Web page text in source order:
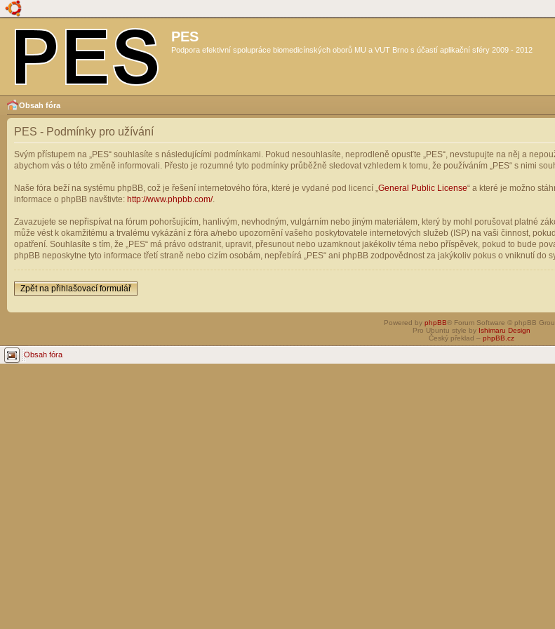
PES
Podpora efektivní spolupráce biomedicínských oborů MU a VUT Brno s účastí aplikační sféry 2009 - 2012
Obsah fóra
PES - Podmínky pro užívání
Svým přístupem na „PES“ souhlasíte s následujícími podmínkami. Pokud nesouhlasíte, neprodleně opusťte „PES“, nevstupujte na něj a
abychom vás o této změně informovali. Přesto je rozumné tyto podmínky průběžně sledovat vzhledem k tomu, že používáním „PES“ s nimi
Naše fóra beží na systému phpBB, což je řešení internetového fóra, které je vydané pod licencí „General Public License“ a které je možno
informace o phpBB navštivte: http://www.phpbb.com/.
Zavazujete se nepřispívat na fórum pohoršujícím, hanlivým, nevhodným, vulgárním nebo jiným materiálem, který by mohl porušovat platné
může vést k okamžitému a trvalému vykázání z fóra a/nebo upozornění vašeho poskytovatele internetových služeb (ISP) na vaši činnost,
opatření. Souhlasíte s tím, že „PES“ má právo odstranit, upravit, přesunout nebo uzamknout jakékoliv téma nebo příspěvek, pokud to bude
phpBB neposkytne tyto informace třetí straně nebo cizím osobám, nepřebírá „PES“ ani phpBB zodpovědnost za jakýkoliv pokus o vniknutí do
Zpět na přihlašovací formulář
Powered by phpBB® Forum Software © phpBB
Pro Ubuntu style by Ishimaru Design
Český překlad – phpBB.cz
Obsah fóra